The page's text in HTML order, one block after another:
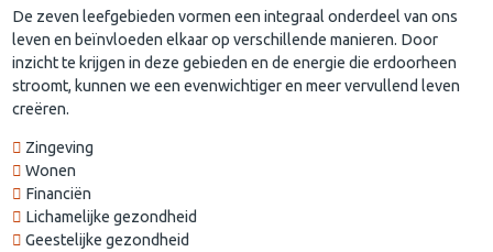
De zeven leefgebieden vormen een integraal onderdeel van ons
leven en beïnvloeden elkaar op verschillende manieren. Door
inzicht te krijgen in deze gebieden en de energie die erdoorheen
stroomt, kunnen we een evenwichtiger en meer vervullend leven
creëren.
Zingeving
Wonen
Financiën
Lichamelijke gezondheid
Geestelijke gezondheid